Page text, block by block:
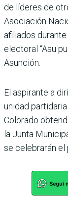
de líderes de
Asociación
afiliados
electoral “Asu
Asunción.
El aspirante a
unidad
Colorado
la Junta
se celebrarán